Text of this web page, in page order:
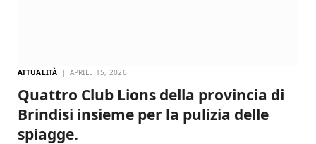
ATTUALITÀ APRILE 15, 2026
Quattro Club Lions della provincia di
Brindisi insieme per la pulizia delle
spiagge.